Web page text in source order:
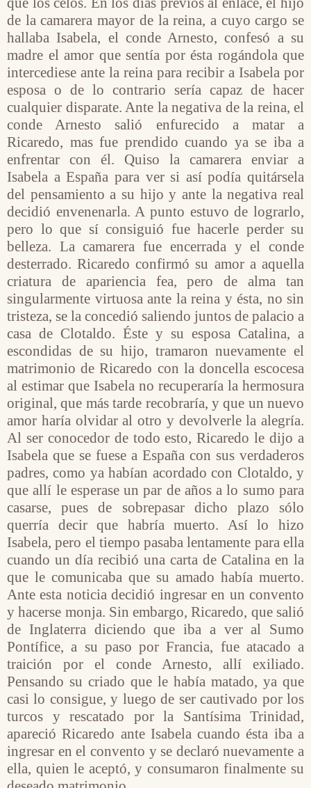
de la camarera mayor de la reina, a cuyo cargo se
hallaba Isabela, el conde Arnesto, confesó a su
madre el amor que sentía por ésta rogándola que
intercediese ante la reina para recibir a Isabela por
esposa o de lo contrario sería capaz de hacer
cualquier disparate. Ante la negativa de la reina, el
conde Arnesto salió enfurecido a matar a
Ricaredo, mas fue prendido cuando ya se iba a
enfrentar con él. Quiso la camarera enviar a
Isabela a España para ver si así podía quitársela
del pensamiento a su hijo y ante la negativa real
decidió envenenarla. A punto estuvo de lograrlo,
pero lo que sí consiguió fue hacerle perder su
belleza. La camarera fue encerrada y el conde
desterrado. Ricaredo confirmó su amor a aquella
criatura de apariencia fea, pero de alma tan
singularmente virtuosa ante la reina y ésta, no sin
tristeza, se la concedió saliendo juntos de palacio a
casa de Clotaldo. Éste y su esposa Catalina, a
escondidas de su hijo, tramaron nuevamente el
matrimonio de Ricaredo con la doncella escocesa
al estimar que Isabela no recuperaría la hermosura
original, que más tarde recobraría, y que un nuevo
amor haría olvidar al otro y devolverle la alegría.
Al ser conocedor de todo esto, Ricaredo le dijo a
Isabela que se fuese a España con sus verdaderos
padres, como ya habían acordado con Clotaldo, y
que allí le esperase un par de años a lo sumo para
casarse, pues de sobrepasar dicho plazo sólo
querría decir que habría muerto. Así lo hizo
Isabela, pero el tiempo pasaba lentamente para ella
cuando un día recibió una carta de Catalina en la
que le comunicaba que su amado había muerto.
Ante esta noticia decidió ingresar en un convento
y hacerse monja. Sin embargo, Ricaredo, que salió
de Inglaterra diciendo que iba a ver al Sumo
Pontífice, a su paso por Francia, fue atacado a
traición por el conde Arnesto, allí exiliado.
Pensando su criado que le había matado, ya que
casi lo consigue, y luego de ser cautivado por los
turcos y rescatado por la Santísima Trinidad,
apareció Ricaredo ante Isabela cuando ésta iba a
ingresar en el convento y se declaró nuevamente a
ella, quien le aceptó, y consumaron finalmente su